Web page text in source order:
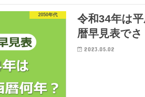
2050年代
令和34年は
暦早見表でさ
2023.05.02